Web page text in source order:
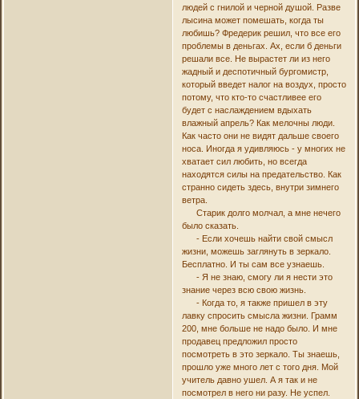
людей с гнилой и черной душой. Разве
лысина может помешать, когда ты
любишь? Фредерик решил, что все его
проблемы в деньгах. Ах, если б деньги
решали все. Не вырастет ли из него
жадный и деспотичный бургомистр,
который введет налог на воздух, просто
потому, что кто-то счастливее его
будет с наслаждением вдыхать
влажный апрель? Как мелочны люди.
Как часто они не видят дальше своего
носа. Иногда я удивляюсь - у многих не
хватает сил любить, но всегда
находятся силы на предательство. Как
странно сидеть здесь, внутри зимнего
ветра.
Старик долго молчал, а мне нечего
было сказать.
- Если хочешь найти свой смысл
жизни, можешь заглянуть в зеркало.
Бесплатно. И ты сам все узнаешь.
- Я не знаю, смогу ли я нести это
знание через всю свою жизнь.
- Когда то, я также пришел в эту
лавку спросить смысла жизни. Грамм
200, мне больше не надо было. И мне
продавец предложил просто
посмотреть в это зеркало. Ты знаешь,
прошло уже много лет с того дня. Мой
учитель давно ушел. А я так и не
посмотрел в него ни разу. Не успел.